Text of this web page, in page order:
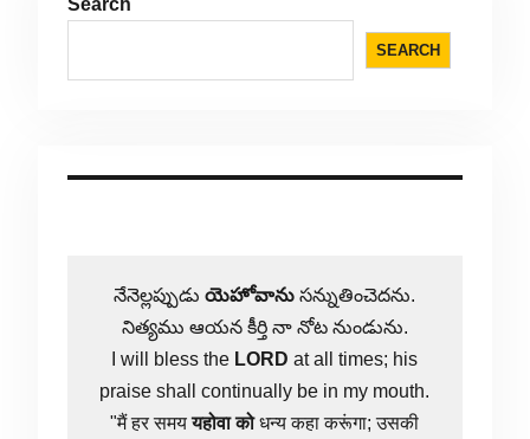
Search
SEARCH
నేనెల్లప్పుడుయెహోవాను సన్నుతించెదను.
నిత్యము ఆయన కీర్తి నా నోట నుండును.
I will bless the LORD at all times; his
praise shall continually be in my mouth.
"मैं हर समययहोवा कोधन्य कहा करूंगा; उसकी